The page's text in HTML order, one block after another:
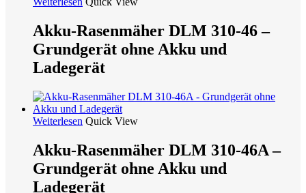
Akku-Rasenmäher DLM 310-46 –
Grundgerät ohne Akku und
Ladegerät
Weiterlesen Quick View
Akku-Rasenmäher DLM 310-46A –
Grundgerät ohne Akku und
Ladegerät